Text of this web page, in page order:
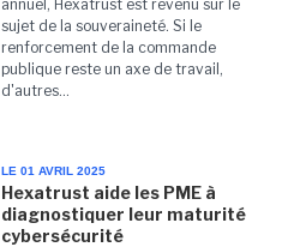
annuel, Hexatrust est revenu sur le
sujet de la souveraineté. Si le
renforcement de la commande
publique reste un axe de travail,
d'autres...
LE 01 AVRIL 2025
Hexatrust aide les PME à
diagnostiquer leur maturité
cybersécurité